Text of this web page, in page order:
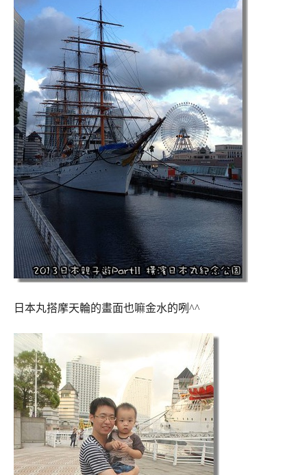
日本丸搭摩天輪的畫面也嘛金水的咧^^